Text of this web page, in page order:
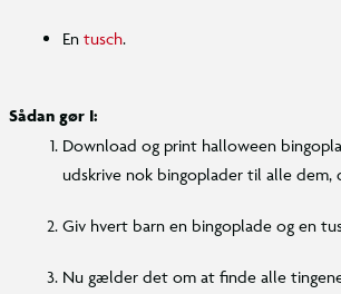
En tusch.
Sådan gør I:
Download og print halloween
udskrive nok bingoplader til alle dem,
Giv hvert barn en bingoplade og en
Nu gælder det om at finde alle